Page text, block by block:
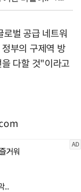
벌 공급 네트워
부의 구제역 방
다할 것"이라고